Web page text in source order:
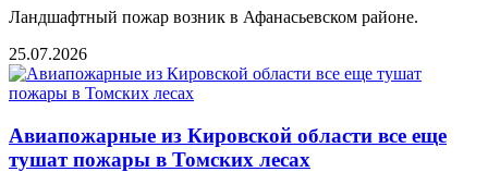
Ландшафтный пожар возник в Афанасьевском районе.
25.07.2026
Авиапожарные из Кировской области все еще
тушат пожары в Томских лесах